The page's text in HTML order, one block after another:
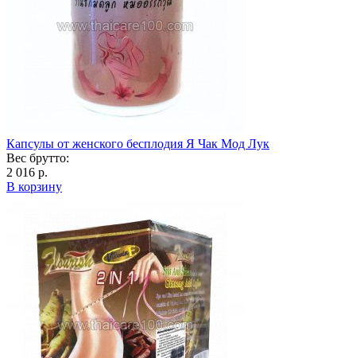
Капсулы от женского бесплодия Я Чак Мод Лук
Вес брутто:
2 016 р.
В корзину